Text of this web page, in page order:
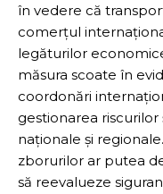
în vedere că
comerțul
legăturilor
măsura scoate în
coordonări
gestionarea
naționale și
zborurilor ar putea
să reevalueze